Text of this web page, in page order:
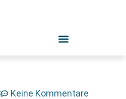
Keine Kommentare